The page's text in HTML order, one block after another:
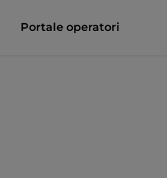
Portale operatori